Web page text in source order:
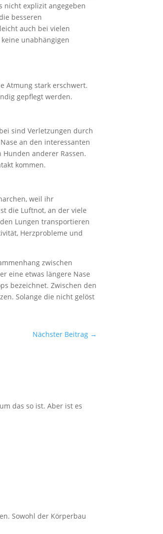
nicht explizit angegeben
besseren
auch bei vielen
unabhängigen
Atmung stark erschwert.
gepflegt werden.
sind Verletzungen durch
an den interessanten
anderer Rassen.
kommen.
weil ihr
die Luftnot, an der viele
Lungen transportieren
Herzprobleme und
zwischen
eine etwas längere Nase
bezeichnet. Zwischen den
Solange die nicht gelöst
Nächster Beitrag→
das so ist. Aber ist es
Sowohl der Körperbau